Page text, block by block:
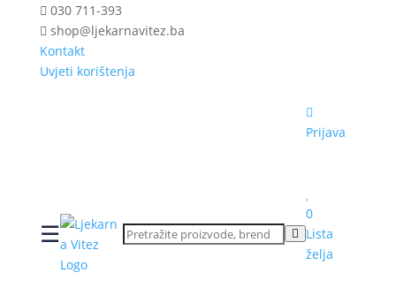
030 711-393
shop@ljekarnavitez.ba
Kontakt
Uvjeti korištenja
☰
Prijava
0
Lista
želja